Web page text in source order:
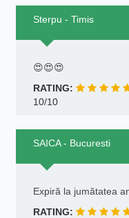
Sterpu - Timis
😍😍😍
RATING:
10/10
SAICA - Bucuresti
Expiră la jumătatea
RATING: